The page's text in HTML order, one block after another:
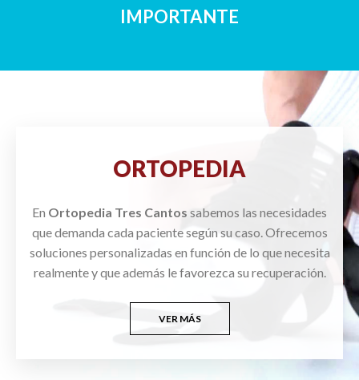
IMPORTANTE
ORTOPEDIA
En Ortopedia Tres Cantos sabemos las necesidades
que demanda cada paciente según su caso. Ofrecemos
soluciones personalizadas en función de lo que necesita
realmente y que además le favorezca su recuperación.
VER MÁS